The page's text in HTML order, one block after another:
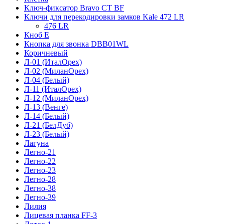
Ключ-фиксатор Bravo СТ BF
Ключи для перекодировки замков Kale 472 LR
476 LR
Кноб Е
Кнопка для звонка DBB01WL
Коричневый
Л-01 (ИталОрех)
Л-02 (МиланОрех)
Л-04 (Белый)
Л-11 (ИталОрех)
Л-12 (МиланОрех)
Л-13 (Венге)
Л-14 (Белый)
Л-21 (БелДуб)
Л-23 (Белый)
Лагуна
Легно-21
Легно-22
Легно-23
Легно-28
Легно-38
Легно-39
Лилия
Лицевая планка FF-3